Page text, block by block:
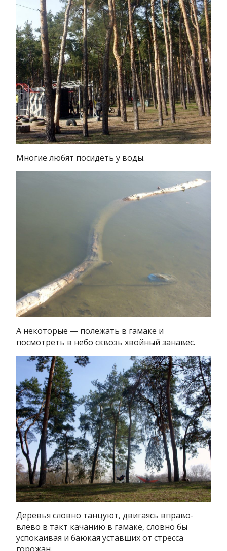
Многие любят посидеть у воды.
А некоторые — полежать в гамаке и
посмотреть в небо сквозь хвойный занавес.
Деревья словно танцуют, двигаясь вправо-
влево в такт качанию в гамаке, словно бы
успокаивая и баюкая уставших от стресса